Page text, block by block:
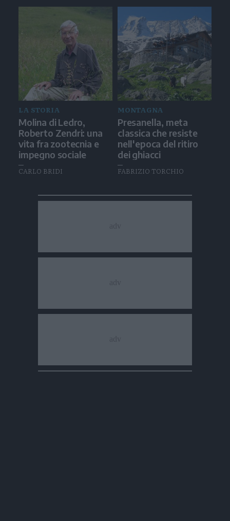
LA STORIA
Molina di Ledro,
Roberto Zendri: una
vita fra zootecnia e
impegno sociale
CARLO BRIDI
MONTAGNA
Presanella, meta
classica che resiste
nell'epoca del ritiro
dei ghiacci
FABRIZIO TORCHIO